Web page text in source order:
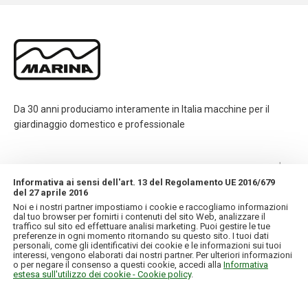
Da 30 anni produciamo interamente in Italia macchine per il
giardinaggio domestico e professionale
INFORMAZIONI
IL MIO ACCOUNT
Informativa ai sensi dell'art. 13 del Regolamento UE 2016/679
del 27 aprile 2016
Noi e i nostri partner impostiamo i cookie e raccogliamo informazioni
dal tuo browser per fornirti i contenuti del sito Web, analizzare il
traffico sul sito ed effettuare analisi marketing. Puoi gestire le tue
preferenze in ogni momento ritornando su questo sito. I tuoi dati
personali, come gli identificativi dei cookie e le informazioni sui tuoi
interessi, vengono elaborati dai nostri partner. Per ulteriori informazioni
o per negare il consenso a questi cookie, accedi alla Informativa
estesa sull'utilizzo dei cookie - Cookie policy.